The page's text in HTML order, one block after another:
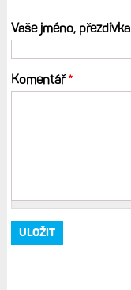
Vaše jméno, přezdívka
Komentář*